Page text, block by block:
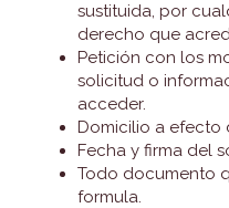
sustituida, por
derecho que
Petición con los
solicitud o
acceder.
Domicilio a efecto
Fecha y firma del
Todo documento
formula.